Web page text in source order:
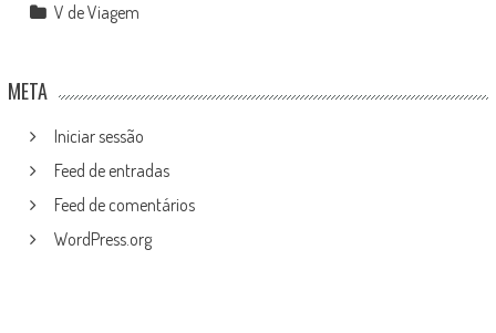
V de Viagem
META
Iniciar sessão
Feed de entradas
Feed de comentários
WordPress.org